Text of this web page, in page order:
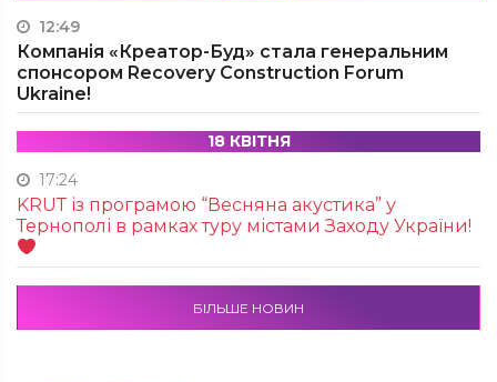
12:49
Компанія «Креатор-Буд» стала генеральним
спонсором Recovery Construction Forum
Ukraine!
18 КВІТНЯ
17:24
KRUТ із програмою “Весняна акустика” у
Тернополі в рамках туру містами Заходу України!
БІЛЬШЕ НОВИН